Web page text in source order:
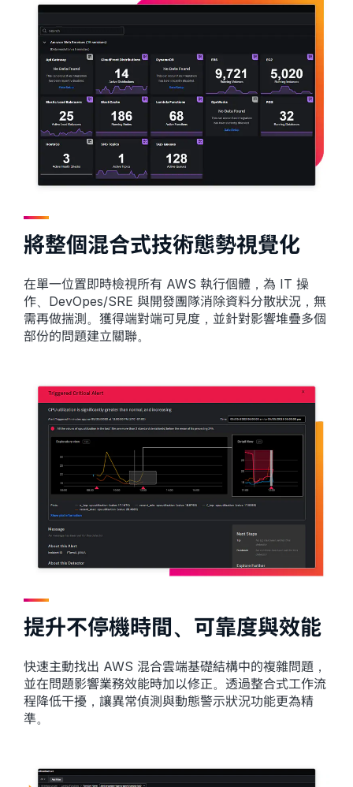
將整個混合式技術態勢視覺化
在單一位置即時檢視所有 AWS 執行個體，為 IT 操
作、DevOpes/SRE 與開發團隊消除資料分散狀況，無
需再做揣測。獲得端對端可見度，並針對影響堆疊多個
部份的問題建立關聯。
提升不停機時間、可靠度與效能
快速主動找出 AWS 混合雲端基礎結構中的複雜問題，
並在問題影響業務效能時加以修正。透過整合式工作流
程降低干擾，讓異常偵測與動態警示狀況功能更為精
準。